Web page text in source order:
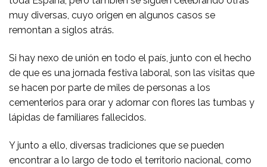
muy diversas, cuyo origen en algunos casos se
remontan a siglos atrás.
Si hay nexo de unión en todo el país, junto con el hecho
de que es una jornada festiva laboral, son las visitas que
se hacen por parte de miles de personas a los
cementerios para orar y adornar con flores las tumbas y
lápidas de familiares fallecidos.
Y junto a ello, diversas tradiciones que se pueden
encontrar a lo largo de todo el territorio nacional, como